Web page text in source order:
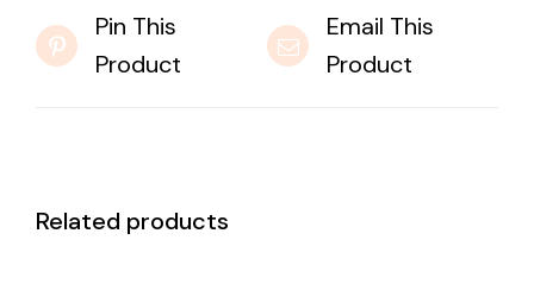
Pin This
Product
Email This
Product
Related products